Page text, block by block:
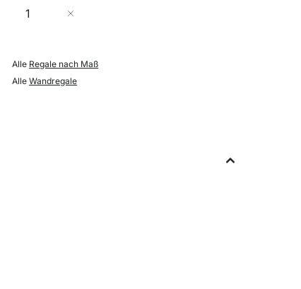
Menge
Alle Regale nach Maß
AlleWandregale